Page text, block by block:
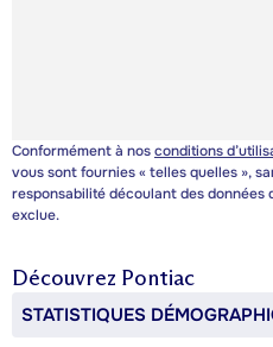
Conformément à nosconditions
vous sont fournies « telles quelles »,
responsabilité découlant des
exclue.
Découvrez Pontiac
STATISTIQUES